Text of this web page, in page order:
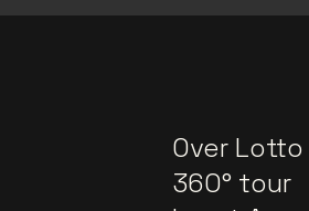
Over
360° tour